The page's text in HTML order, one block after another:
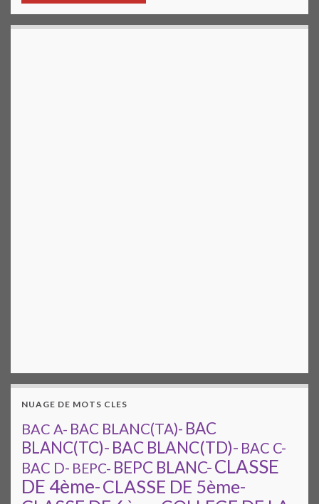
NUAGE DE MOTS CLES
BAC A- BAC BLANC(TA)- BAC
BLANC(TC)- BAC BLANC(TD)- BAC C-
BAC D- BEPC- BEPC BLANC-CLASSE
DE 4ème-CLASSE DE 5ème-